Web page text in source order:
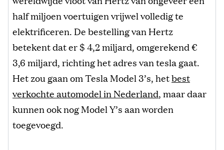
half miljoen voertuigen vrijwel volledig te
elektrificeren. De bestelling van Hertz
betekent dat er $ 4,2 miljard, omgerekend €
3,6 miljard, richting het adres van tesla gaat.
Het zou gaan om Tesla Model 3’s, hetbest
verkochte automodel in Nederland, maar daar
kunnen ook nog Model Y’s aan worden
toegevoegd.